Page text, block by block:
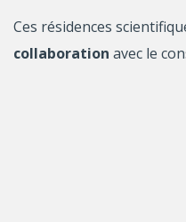
Ces résidences
collaboration avec le